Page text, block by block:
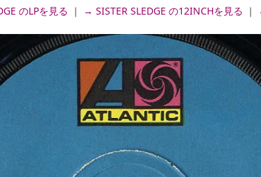
のLPを見る ｜ → SISTER SLEDGE の12INCHを見る ｜